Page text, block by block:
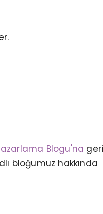
Blogu'na geri
bloğumuz hakkında
TERIMLERI –
BAŞLAYAN